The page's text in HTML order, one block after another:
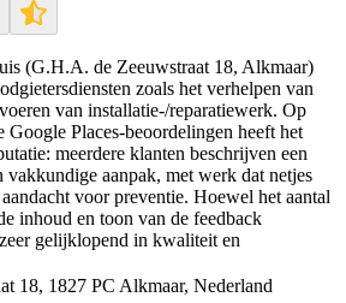
(G.H.A. de Zeeuwstraat 18, Alkmaar)
zoals het verhelpen van
van installatie-/reparatiewerk. Op
Google Places-beoordelingen heeft het
meerdere klanten beschrijven een
aanpak, met werk dat netjes
voor preventie. Hoewel het aantal
inhoud en toon van de feedback
gelijklopend in kwaliteit en
18, 1827 PC Alkmaar, Nederland